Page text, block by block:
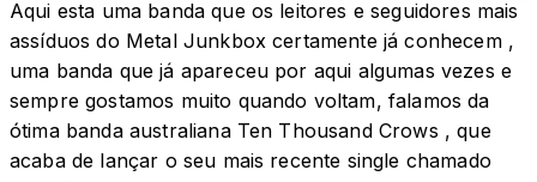
Aqui esta uma banda que os leitores e seguidores mais
assíduos do Metal Junkbox certamente já conhecem ,
uma banda que já apareceu por aqui algumas vezes e
sempre gostamos muito quando voltam, falamos da
ótima banda australiana Ten Thousand Crows , que
acaba de lançar o seu mais recente single chamado